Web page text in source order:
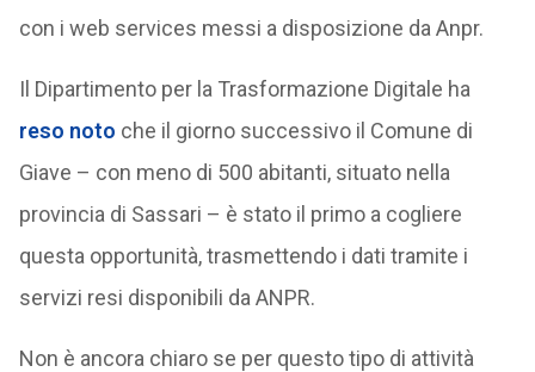
con i web services messi a disposizione da Anpr.
Il Dipartimento per la Trasformazione Digitale ha
reso noto che il giorno successivo il Comune di
Giave – con meno di 500 abitanti, situato nella
provincia di Sassari – è stato il primo a cogliere
questa opportunità, trasmettendo i dati tramite i
servizi resi disponibili da ANPR.
Non è ancora chiaro se per questo tipo di attività